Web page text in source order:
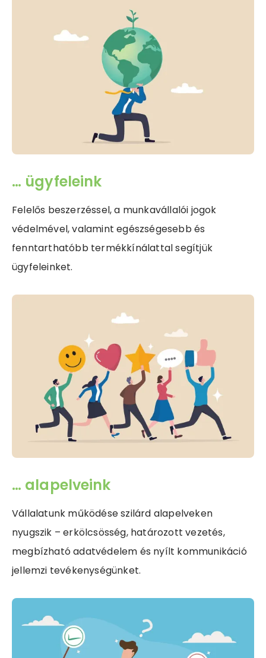
… ügyfeleink
Felelős beszerzéssel, a munkavállalói jogok
védelmével, valamint egészségesebb és
fenntarthatóbb termékkínálattal segítjük
ügyfeleinket.
… alapelveink
Vállalatunk működése szilárd alapelveken
nyugszik – erkölcsösség, határozott vezetés,
megbízható adatvédelem és nyílt kommunikáció
jellemzi tevékenységünket.